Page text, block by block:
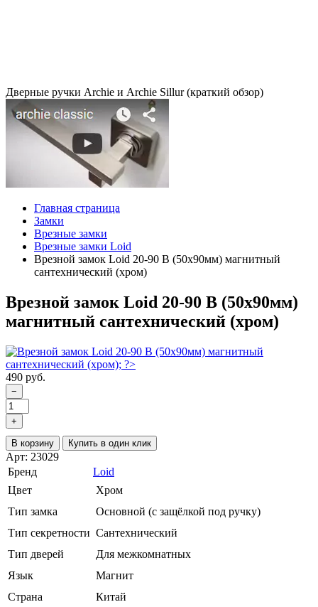
Дверные ручки Archie и Archie Sillur (краткий обзор)
Главная страница
Замки
Врезные замки
Врезные замки Loid
Врезной замок Loid 20-90 B (50х90мм) магнитный
сантехнический (хром)
Врезной замок Loid 20-90 B (50х90мм)
магнитный сантехнический (хром)
490 руб.
−
+
В корзину Купить в один клик
Арт: 23029
Бренд
Loid
Цвет
Хром
Тип замка
Основной (с защёлкой под ручку)
Тип секретности Сантехнический
Тип дверей
Для межкомнатных
Язык
Магнит
Страна
Китай